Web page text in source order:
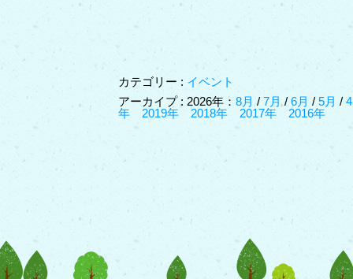
カテゴリー : イベント
アーカイプ : 2026年： 8月 / 7月/ 6月 / 5月 /
年
2019年 2018年 2017年 2016年